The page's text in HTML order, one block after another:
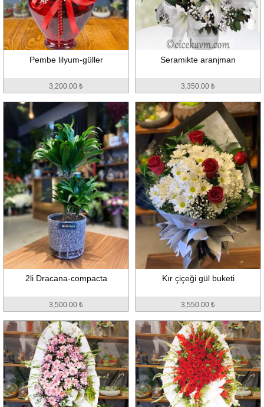
Pembe lilyum-güller
3,200.00 ₺
Seramikte aranjman
3,350.00 ₺
2li Dracana-compacta
3,500.00 ₺
Kır çiçeği gül buketi
3,550.00 ₺